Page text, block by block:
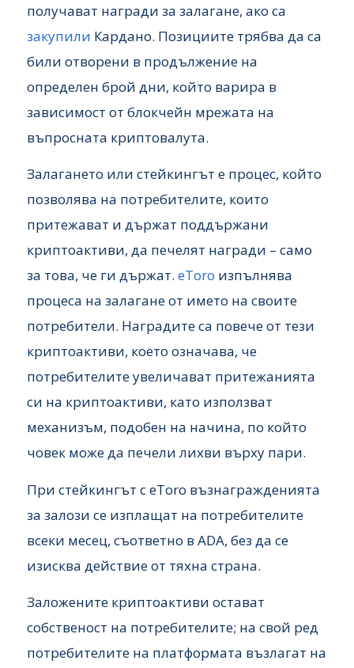
получават награди за залагане, ако са
закупили Кардано. Позициите трябва да са
били отворени в продължение на
определен брой дни, който варира в
зависимост от блокчейн мрежата на
въпросната криптовалута.
Залагането или стейкингът е процес, който
позволява на потребителите, които
притежават и държат поддържани
криптоактиви, да печелят награди – само
за това, че ги държат. eToro изпълнява
процеса на залагане от името на своите
потребители. Наградите са повече от тези
криптоактиви, което означава, че
потребителите увеличават притежанията
си на криптоактиви, като използват
механизъм, подобен на начина, по който
човек може да печели лихви върху пари.
При стейкингът с eToro възнагражденията
за залози се изплащат на потребителите
всеки месец, съответно в ADA, без да се
изисква действие от тяхна страна.
Заложените криптоактиви остават
собственост на потребителите; на свой ред
потребителите на платформата възлагат на